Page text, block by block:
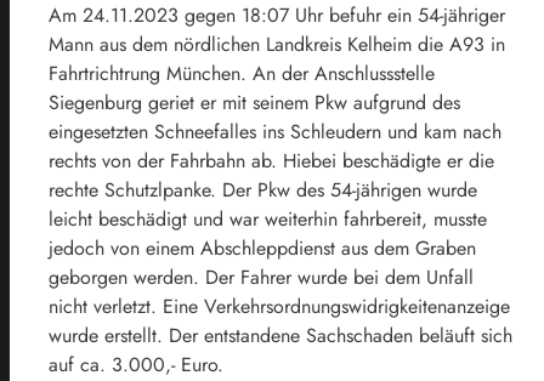
Am 24.11.2023 gegen 18:07 Uhr befuhr ein 54-jähriger
Mann aus dem nördlichen Landkreis Kelheim die A93 in
Fahrtrichtrung München. An der Anschlussstelle
Siegenburg geriet er mit seinem Pkw aufgrund des
eingesetzten Schneefalles ins Schleudern und kam nach
rechts von der Fahrbahn ab. Hiebei beschädigte er die
rechte Schutzlpanke. Der Pkw des 54-jährigen wurde
leicht beschädigt und war weiterhin fahrbereit, musste
jedoch von einem Abschleppdienst aus dem Graben
geborgen werden. Der Fahrer wurde bei dem Unfall
nicht verletzt. Eine Verkehrsordnungswidrigkeitenanzeige
wurde erstellt. Der entstandene Sachschaden beläuft sich
auf ca. 3.000,- Euro.